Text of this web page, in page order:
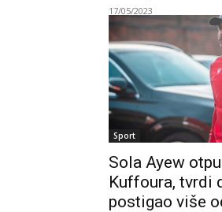
17/05/2023
Sport
Sola Ayew
Kuffoura, tvrdi
postigao više